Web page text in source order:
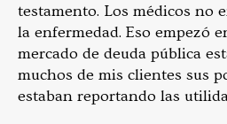
testamento. Los médicos no
la enfermedad. Eso empezó
mercado de deuda pública
muchos de mis clientes sus
estaban reportando las